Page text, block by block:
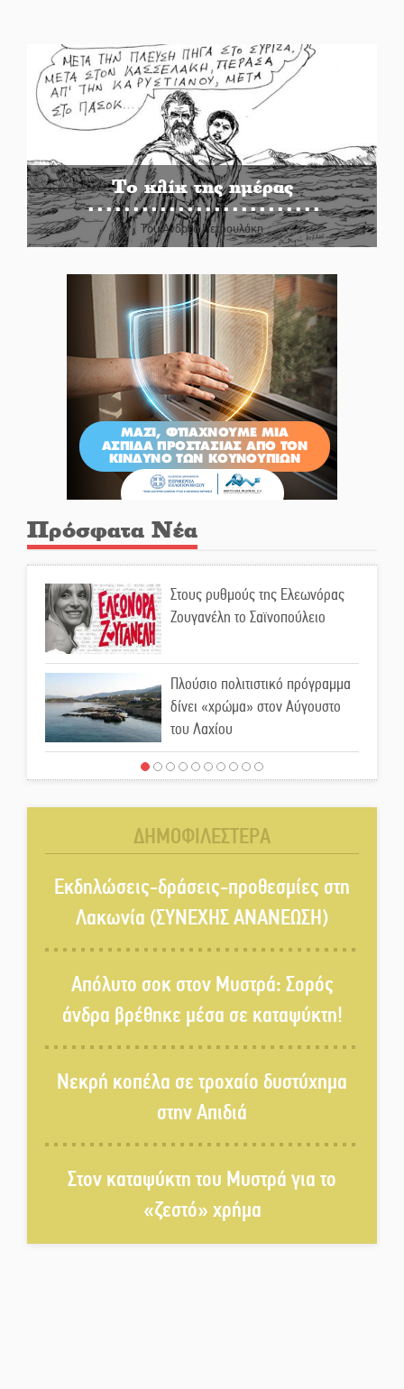
Το κλίκ της ημέρας
Του Ανδρέα Πετρουλάκη
Πρόσφατα Νέα
Στους ρυθμούς της Ελεωνόρας
Ζουγανέλη το Σαϊνοπούλειο
Πλούσιο πολιτιστικό πρόγραμμα
δίνει «χρώμα» στον Αύγουστο
του Λαχίου
Χασισοφυτεία στην
αυγουστιάτικη πανσέληνο της
Μονεμβασιάς
Διακοπή ρεύματος στο Έλος
Κλαδά: Νεκρός ο 48χρονος
οδηγός
«Ανοιχτή Πόλη» απόψε η Σπάρτη
«ξεκλειδώνει» αγορά και
ΔΗΜΟΦΙΛΕΣΤΕΡΑ
Εκδηλώσεις-δράσεις-προθεσμίες στη
Λακωνία (ΣΥΝΕΧΗΣ ΑΝΑΝΕΩΣΗ)
Απόλυτο σοκ στον Μυστρά: Σορός
άνδρα βρέθηκε μέσα σε καταψύκτη!
Νεκρή κοπέλα σε τροχαίο δυστύχημα
στην Απιδιά
Στον καταψύκτη του Μυστρά για το
«ζεστό» χρήμα